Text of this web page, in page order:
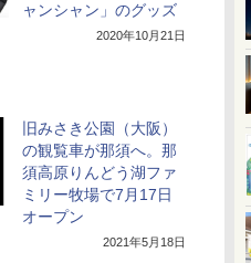
ャンシャン」のグッズ
2020年10月21日
旧みさき公園（大阪）
の観覧車が那須へ。那
須高原りんどう湖ファ
ミリー牧場で7月17日
オープン
2021年5月18日